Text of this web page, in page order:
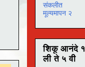
संकलीत
मूल्यमापन २
शिकू आनंदे १
ली ते ५ वी